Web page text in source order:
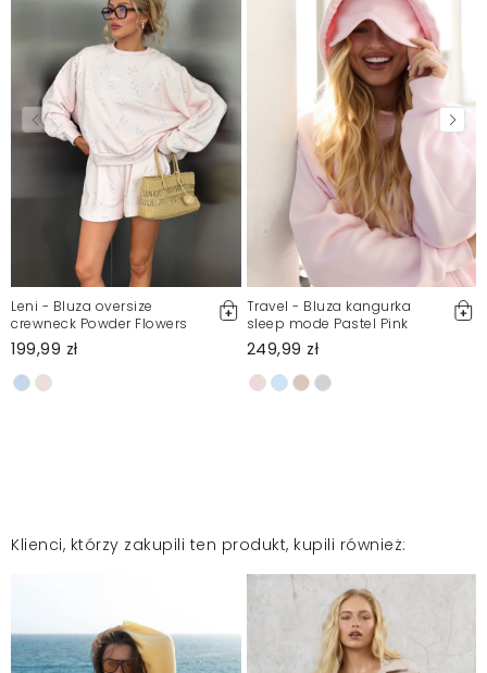
Leni - Bluza oversize
crewneck Powder Flowers
199,99 zł
Travel - Bluza kangurka
sleep mode Pastel Pink
249,99 zł
Klienci, którzy zakupili ten produkt, kupili również: